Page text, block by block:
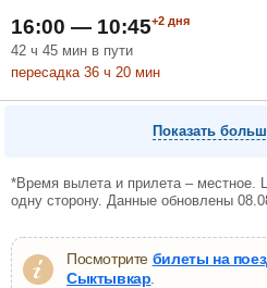
16:00 — 10:45+2 дня
42 ч 45 мин в пути
пересадка 36 ч 20 мин
Показать
*Время вылета и прилета – местное.
одну сторону. Данные обновлены
Посмотрите билеты на
Сыктывкар